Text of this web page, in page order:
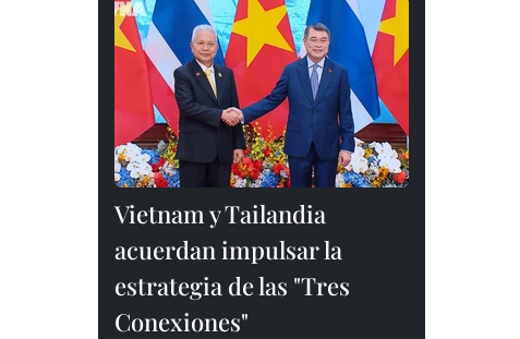
Vietnam y Tailandia
acuerdan impulsar la
estrategia de las "Tres
Conexiones"